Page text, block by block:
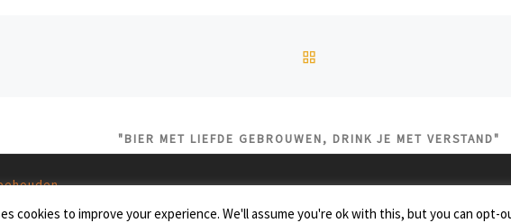
"BIER MET LIEFDE GEBROUWEN, DRINK JE MET VERSTAND"
thema
cookies to improve your experience. We'll assume you're ok with this, but you can opt-